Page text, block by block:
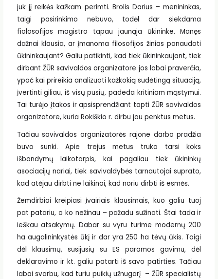
juk jį reikės kažkam perimti. Brolis Darius – menininkas,
taigi pasirinkimo nebuvo, todėl dar siekdama
fiolosofijos magistro tapau jaunąja ūkininke. Manęs
dažnai klausia, ar įmanoma filosofijos žinias panaudoti
ūkininkaujant? Galiu patikinti, kad tiek ūkininkaujant, tiek
dirbant ŽŪR savivaldos organizatore jos labai praverčia,
ypač kai prireikia analizuoti kažkokią sudėtingą situaciją,
įvertinti giliau, iš visų pusių, padeda kritiniam mąstymui.
Tai turėjo įtakos ir apsisprendžiant tapti ŽŪR savivaldos
organizatore, kuria Rokiškio r. dirbu jau penktus metus.
Tačiau savivaldos organizatorės rajone darbo pradžia
buvo sunki. Apie trejus metus truko tarsi koks
išbandymų laikotarpis, kai pagaliau tiek ūkininkų
asociacijų nariai, tiek savivaldybės tarnautojai suprato,
kad atėjau dirbti ne laikinai, kad noriu dirbti iš esmės.
Žemdirbiai kreipiasi įvairiais klausimais, kuo galiu tuoj
pat patariu, o ko nežinau – pažadu sužinoti. Štai tada ir
ieškau atsakymų. Dabar su vyru turime modernų 200
ha augalininkystės ūkį ir dar yra 250 ha tėvų ūkis. Taigi
dėl klausimų, susijusių su ES paramos gavimu, dėl
deklaravimo ir kt. galiu patarti iš savo patirties. Tačiau
labai svarbu, kad turiu puikių užnugarį – ŽŪR specialistų